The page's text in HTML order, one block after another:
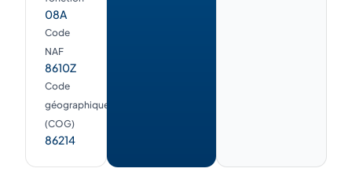
08A
Code
NAF
8610Z
Code
géographique
(COG)
86214